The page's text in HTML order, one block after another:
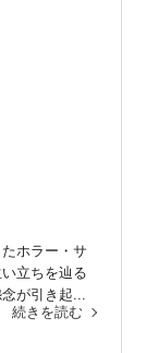
ホラー・サ
立ちを辿る
が引き起...
続きを読む